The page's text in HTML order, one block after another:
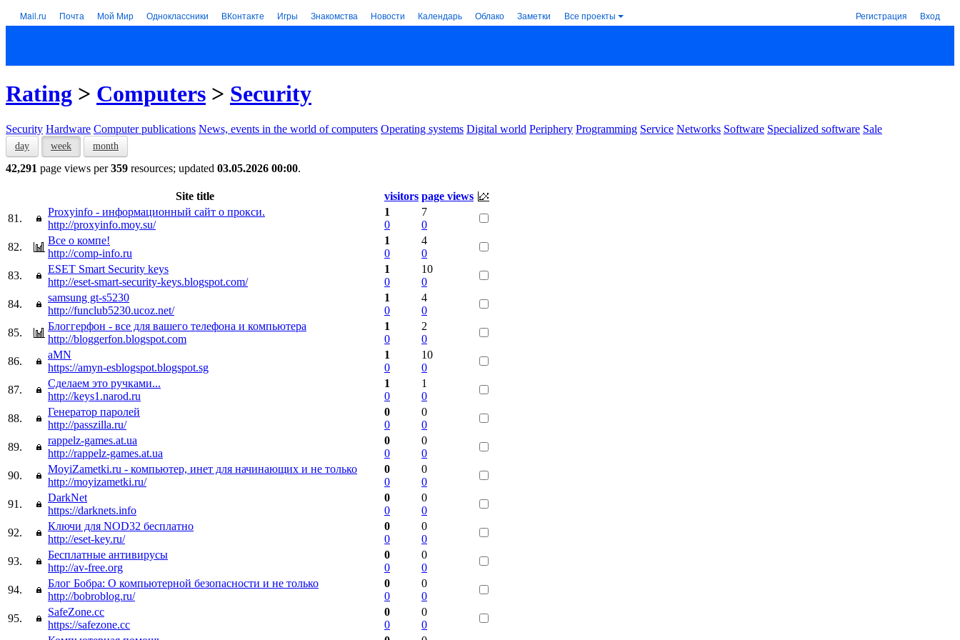
Mail.ru Почта Мой Мир Одноклассники ВКонтакте Игры Знакомства Новости Календарь Облако Заметки Все проекты Регистрация Вход
Rating > Computers > Security
Security Hardware Computer publications News, events in the world of computers Operating systems Digital world Periphery Programming Service Networks Software Specialized software Sale
day week month
42,291 page views per359 resources; updated 03.05.2026 00:00.
Site title visitors page views
81.
Proxyinfo - информационный сайт о прокси.
http://proxyinfo.moy.su/
1
0
7
0
82.
Все о компе!
http://comp-info.ru
1
0
4
0
83.
ESET Smart Security keys
http://eset-smart-security-keys.blogspot.com/
1
0
10
0
84.
samsung gt-s5230
http://funclub5230.ucoz.net/
1
0
4
0
85.
Блоггерфон - все для вашего телефона и компьютера
http://bloggerfon.blogspot.com
1
0
2
0
86.
aMN
https://amyn-esblogspot.blogspot.sg
1
0
10
0
87.
Сделаем это ручками...
http://keys1.narod.ru
1
0
1
0
88.
Генератор паролей
http://passzilla.ru/
0
0
0
0
89.
rappelz-games.at.ua
http://rappelz-games.at.ua
0
0
0
0
90.
MoyiZametki.ru - компьютер, инет для начинающих и не только
http://moyizametki.ru/
0
0
0
0
91.
DarkNet
https://darknets.info
0
0
0
0
92.
Ключи для NOD32 бесплатно
http://eset-key.ru/
0
0
0
0
93.
Бесплатные антивирусы
http://av-free.org
0
0
0
0
94.
Блог Бобра: О компьютерной безопасности и не только
http://bobroblog.ru/
0
0
0
0
95.
SafeZone.cc
https://safezone.cc
0
0
0
0